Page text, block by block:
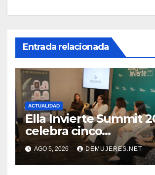
Entrada relacionada
ACTUALIDAD
Ella Invierte Summit
celebra cinco
añosimpulsando a las
mujeres a construir su
independencia
AGO 5, 2026 DEMUJERES.NET